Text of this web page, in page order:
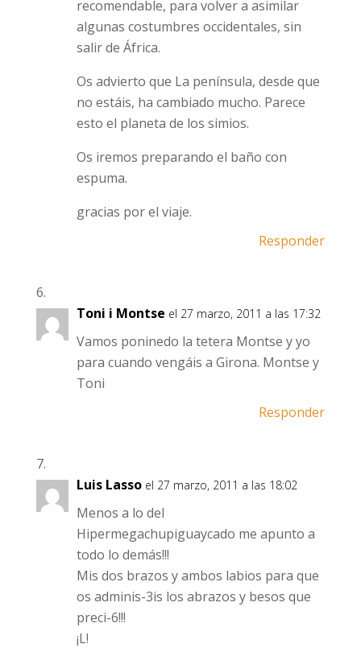
recomendable, para volver a asimilar
algunas costumbres occidentales, sin
salir de África.
Os advierto que La península, desde que
no estáis, ha cambiado mucho. Parece
esto el planeta de los simios.
Os iremos preparando el baño con
espuma.
gracias por el viaje.
Responder
Toni i Montse el 27 marzo, 2011 a las 17:32
Vamos poninedo la tetera Montse y yo
para cuando vengáis a Girona. Montse y
Toni
Responder
Luis Lasso el 27 marzo, 2011 a las 18:02
Menos a lo del
Hipermegachupiguaycado me apunto a
todo lo demás!!!
Mis dos brazos y ambos labios para que
os adminis-3is los abrazos y besos que
preci-6!!!
¡L!